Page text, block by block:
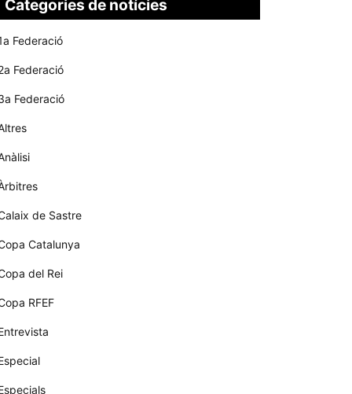
Categories de notícies
Federació
Federació
Federació
de Sastre
Catalunya
del Rei
RFEF